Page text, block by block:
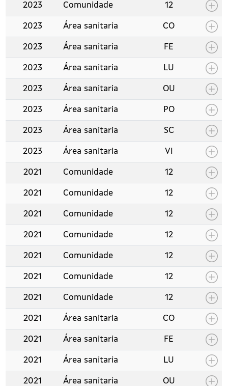
2023 Comunidade 12
2023 Área sanitaria CO
2023 Área sanitaria FE
2023 Área sanitaria LU
2023 Área sanitaria OU
2023 Área sanitaria PO
2023 Área sanitaria SC
2023 Área sanitaria VI
2021 Comunidade 12
2021 Comunidade 12
2021 Comunidade 12
2021 Comunidade 12
2021 Comunidade 12
2021 Comunidade 12
2021 Comunidade 12
2021 Área sanitaria CO
2021 Área sanitaria FE
2021 Área sanitaria LU
2021 Área sanitaria OU